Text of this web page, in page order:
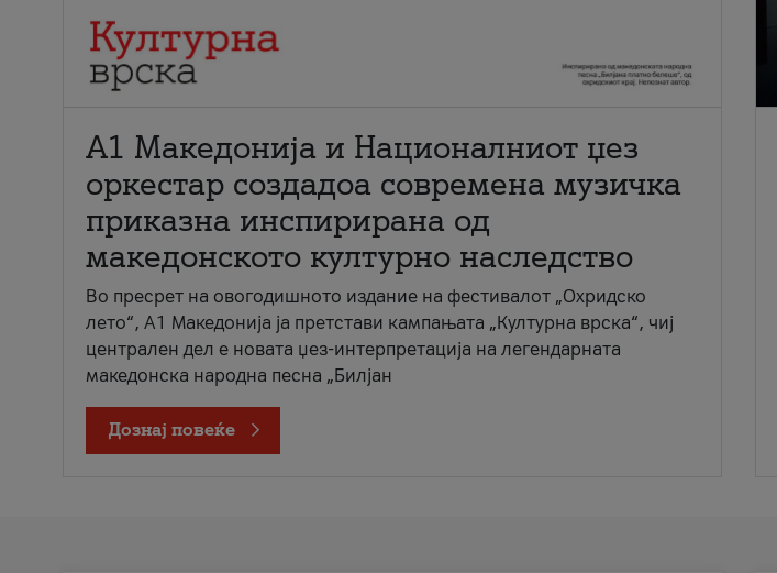
А1 Македонија и Националниот џез
оркестар создадоа современа музичка
приказна инспирирана од
македонското културно наследство
Во пресрет на овогодишното издание на фестивалот „Охридско
лето“, А1 Македонија ја претстави кампањата „Културна врска“, чиј
централен дел е новата џез-интерпретација на легендарната
македонска народна песна „Билјан
Дознај повеќе